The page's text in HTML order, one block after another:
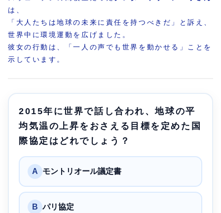
は、
「大人たちは地球の未来に責任を持つべきだ」と訴え、
世界中に環境運動を広げました。
彼女の行動は、「一人の声でも世界を動かせる」ことを
示しています。
2015年に世界で話し合われ、地球の平
均気温の上昇をおさえる目標を定めた国
際協定はどれでしょう？
A モントリオール議定書
B パリ協定